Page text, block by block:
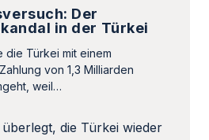
Der
in der Türkei
die Türkei mit einem
von 1,3 Milliarden
weil…